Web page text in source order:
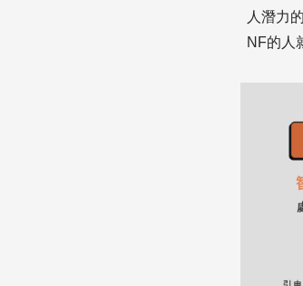
人潛力
NF的人